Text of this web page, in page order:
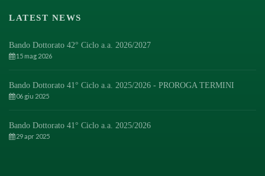
LATEST NEWS
Bando Dottorato 42° Ciclo a.a. 2026/2027
15 mag 2026
Bando Dottorato 41° Ciclo a.a. 2025/2026 - PROROGA TERMINI
06 giu 2025
Bando Dottorato 41° Ciclo a.a. 2025/2026
29 apr 2025